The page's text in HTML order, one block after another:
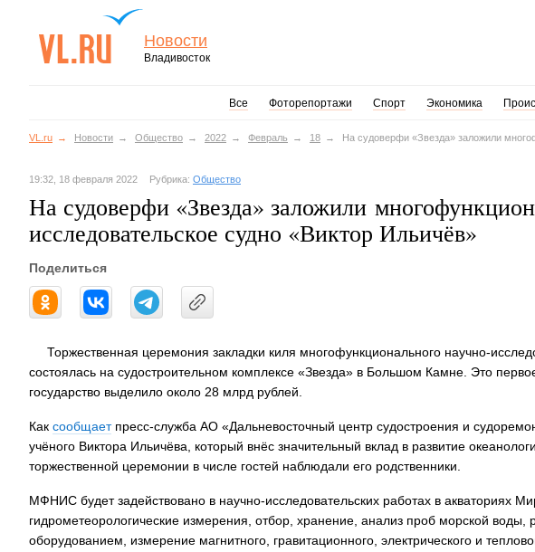
Новости
Владивосток
Все Фоторепортажи Спорт Экономика
VL.ru Новости Общество 2022 Февраль 18 На судоверфи «Звезда» заложили
19:32, 18 февраля 2022 Рубрика: Общество
На судоверфи «Звезда» заложили
исследовательское судно «Виктор Ильичёв»
Поделиться
Торжественная церемония закладки киля многофункционального научно-
состоялась на судостроительном комплексе «Звезда» в Большом Камне. Это
государство выделило около 28 млрд рублей.
Как сообщаетпресс-служба АО «Дальневосточный центр судостроения и
учёного Виктора Ильичёва, который внёс значительный вклад в развитие
торжественной церемонии в числе гостей наблюдали его родственники.
МФНИС будет задействовано в научно-исследовательских работах в акваториях
гидрометеорологические измерения, отбор, хранение, анализ проб морской воды,
оборудованием, измерение магнитного, гравитационного, электрического и